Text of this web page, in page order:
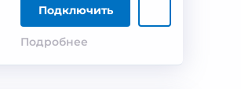
Подключить
Подробнее